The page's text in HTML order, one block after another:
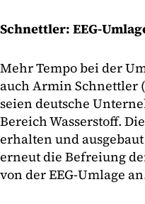
Schnettler: EEG-
Mehr Tempo bei der
auch Armin Schnettler
seien deutsche
Bereich Wasserstoff.
erhalten und
erneut die Befreiung
von der EEG-Umlage